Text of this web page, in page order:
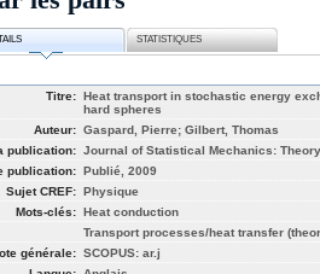
STATISTIQUES
Titre: Heat transport in stochastic energy
hard spheres
Auteur: Gaspard, Pierre; Gilbert, Thomas
publication: Journal of Statistical Mechanics:
publication: Publié, 2009
Sujet CREF: Physique
Mots-clés: Heat conduction
Transport processes/heat transfer
générale: SCOPUS: ar.j